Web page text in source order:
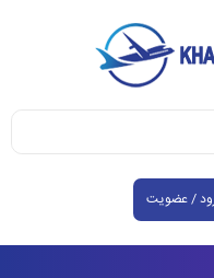
/ عضویت